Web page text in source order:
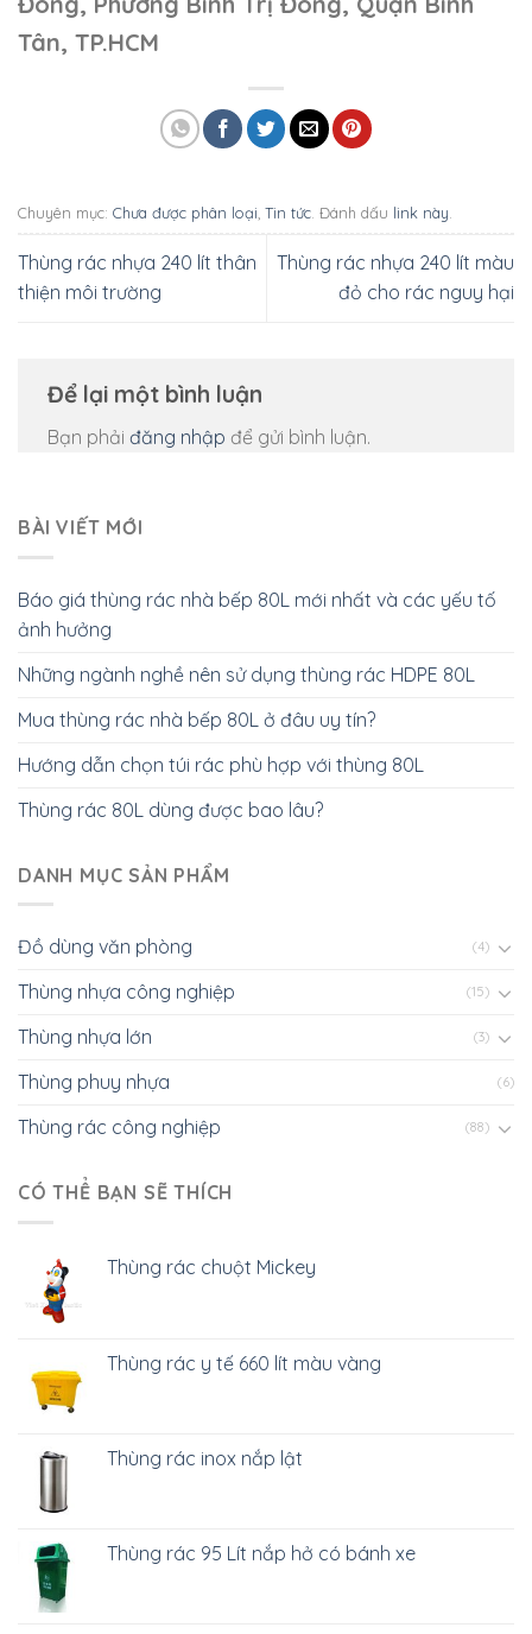
Tân, TP.HCM
Chuyên mục: Chưa được phân loại Tin tức . Đánh dấu link này
Thùng rác nhựa 240 lít thân
thiện môi trường
Thùng rác nhựa 240 lít màu
đỏ cho rác nguy hại
Để lại một bình luận
Bạn phải đăng nhập để gửi bình luận.
BÀI VIẾT MỚI
Báo giá thùng rác nhà bếp 80L mới nhất và các yếu tố
ảnh hưởng
Những ngành nghề nên sử dụng thùng rác HDPE 80L
Mua thùng rác nhà bếp 80L ở đâu uy tín?
Hướng dẫn chọn túi rác phù hợp với thùng 80L
Thùng rác 80L dùng được bao lâu?
DANH MỤC SẢN PHẨM
Đồ dùng văn phòng (4)
Thùng nhựa công nghiệp (15)
Thùng nhựa lớn (3)
Thùng phuy nhựa (6)
Thùng rác công nghiệp (88)
CÓ THỂ BẠN SẼ THÍCH
Thùng rác chuột Mickey
Thùng rác y tế 660 lít màu vàng
Thùng rác inox nắp lật
Thùng rác 95 Lít nắp hở có bánh xe